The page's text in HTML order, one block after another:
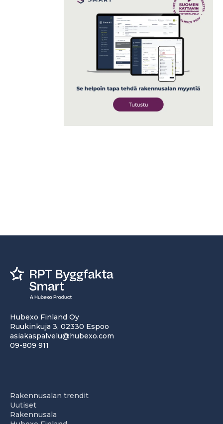
Hubexo Finland Oy
Ruukinkuja 3, 02330 Espoo
asiakaspalvelu@hubexo.com
09-809 911
Rakennusalan trendit
Uutiset
Rakennusala